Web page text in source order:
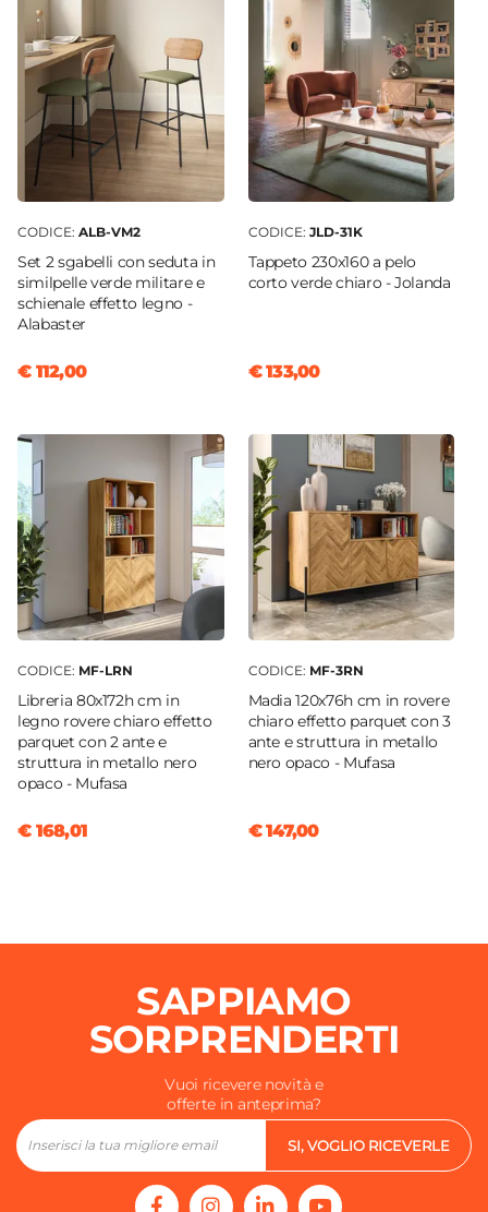
CODICE: ALB-VM2
Set 2 sgabelli con seduta in
similpelle verde militare e
schienale effetto legno -
Alabaster
€ 112,00
CODICE: JLD-31K
Tappeto 230x160 a pelo
corto verde chiaro - Jolanda
€ 133,00
CODICE: MF-LRN
Libreria 80x172h cm in
legno rovere chiaro effetto
parquet con 2 ante e
struttura in metallo nero
opaco - Mufasa
€ 168,01
CODICE: MF-3RN
Madia 120x76h cm in rovere
chiaro effetto parquet con 3
ante e struttura in metallo
nero opaco - Mufasa
€ 147,00
SAPPIAMO
SORPRENDERTI
Vuoi ricevere novità e
offerte in anteprima?
SI, VOGLIO RICEVERLE